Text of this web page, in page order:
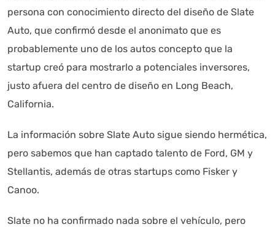
persona con conocimiento directo del diseño de Slate
Auto, que confirmó desde el anonimato que es
probablemente uno de los autos concepto que la
startup creó para mostrarlo a potenciales inversores,
justo afuera del centro de diseño en Long Beach,
California.
La información sobre Slate Auto sigue siendo hermética,
pero sabemos que han captado talento de Ford, GM y
Stellantis, además de otras startups como Fisker y
Canoo.
Slate no ha confirmado nada sobre el vehículo, pero